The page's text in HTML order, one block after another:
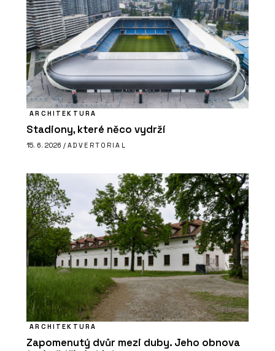
ARCHITEKTURA
Stadiony, které něco vydrží
15. 6. 2026 / ADVERTORIAL
ARCHITEKTURA
Zapomenutý dvůr mezi duby. Jeho obnova